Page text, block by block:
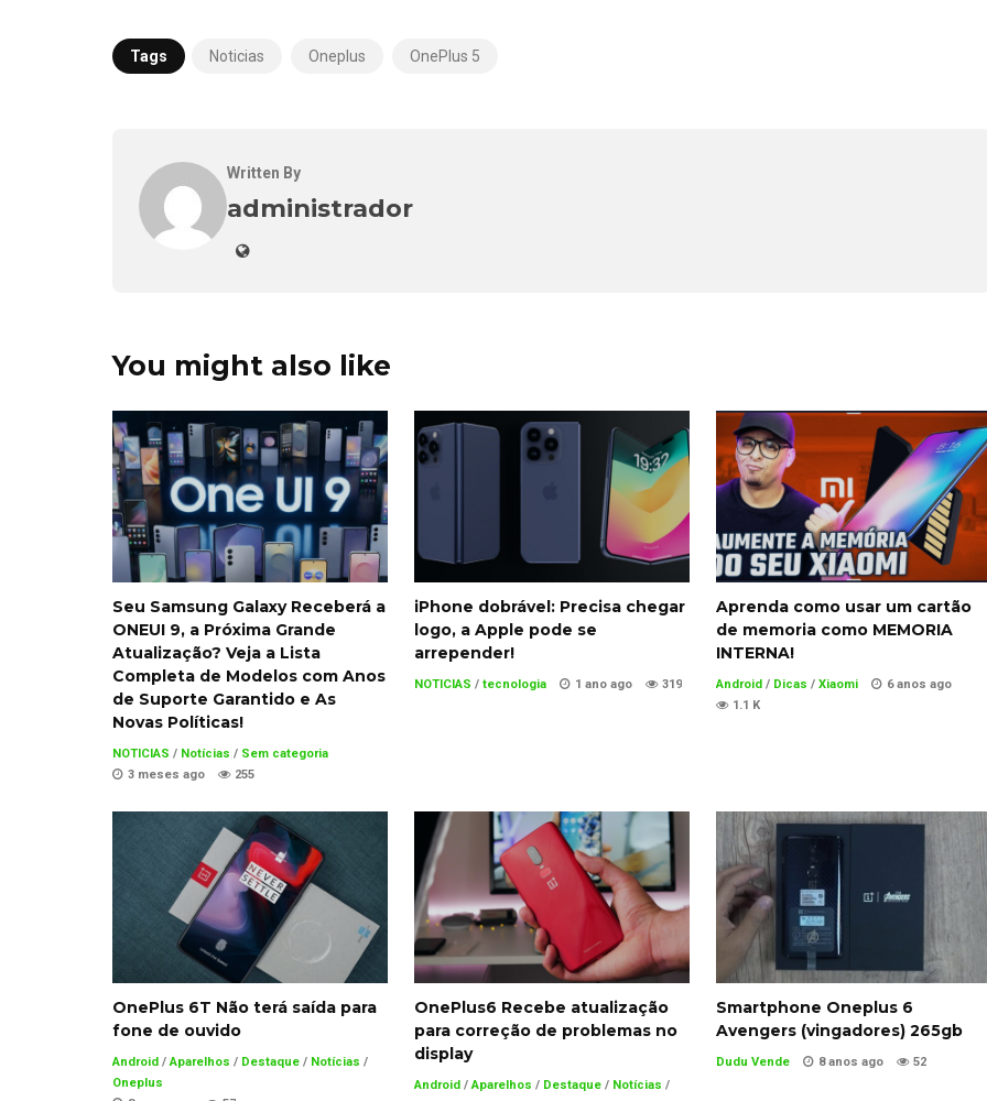
Tags Noticias Oneplus OnePlus 5
Written By
administrador
You might also like
Seu Samsung Galaxy Receberá a
ONEUI 9, a Próxima Grande
Atualização? Veja a Lista
Completa de Modelos com Anos
de Suporte Garantido e As
Novas Políticas!
NOTICIAS / Notícias / Sem categoria
3 meses ago
255
iPhone dobrável: Precisa chegar
logo, a Apple pode se
arrepender!
NOTICIAS / tecnologia 1 ano ago 319
Aprenda como usar um cartão
de memoria como MEMORIA
INTERNA!
Android/ Dicas / Xiaomi
6 anos ago
1.1 K
OnePlus 6T Não terá saída para
fone de ouvido
Android /Aparelhos / Destaque / Notícias /
Oneplus
OnePlus6 Recebe atualização
para correção de problemas no
display
Android/Aparelhos / Destaque/ Notícias /
Smartphone Oneplus 6
Avengers (vingadores) 265gb
Dudu Vende 8 anos ago 52